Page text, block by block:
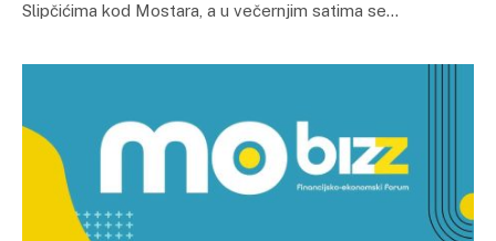
Slipčićima kod Mostara, a u večernjim satima se…